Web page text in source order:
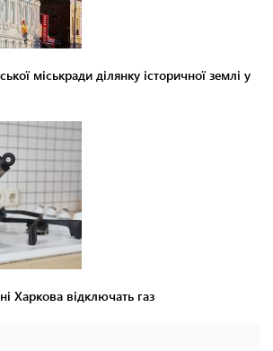
міськради ділянку історичної землі у
Харкова відключать газ